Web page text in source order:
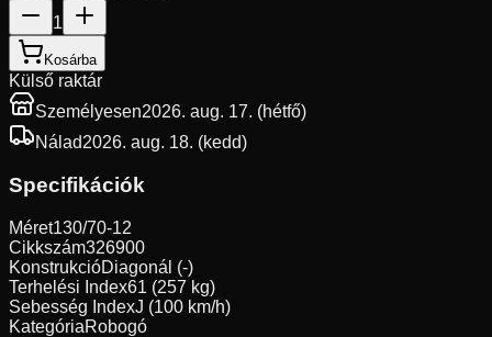
1
Kosárba
Külső raktár
Személyesen2026. aug. 17. (hétfő)
Nálad2026. aug. 18. (kedd)
Specifikációk
Méret130/70-12
Cikkszám326900
KonstrukcióDiagonál (-)
Terhelési Index61 (257 kg)
Sebesség IndexJ (100 km/h)
KategóriaRobogó